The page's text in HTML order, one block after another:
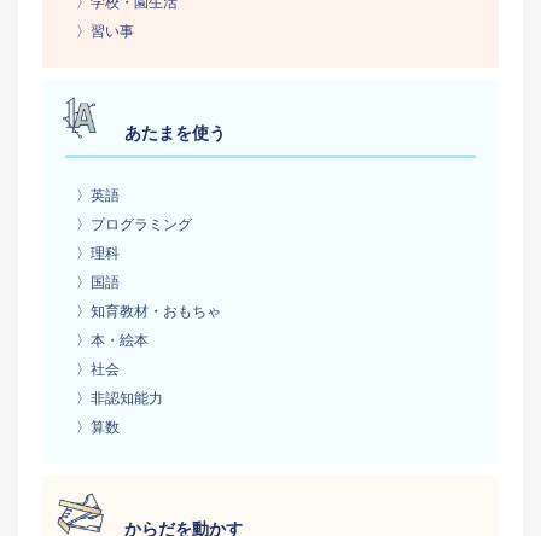
〉習い事
あたまを使う
〉英語
〉プログラミング
〉理科
〉国語
〉知育教材・おもちゃ
〉本・絵本
〉社会
〉非認知能力
〉算数
からだを動かす